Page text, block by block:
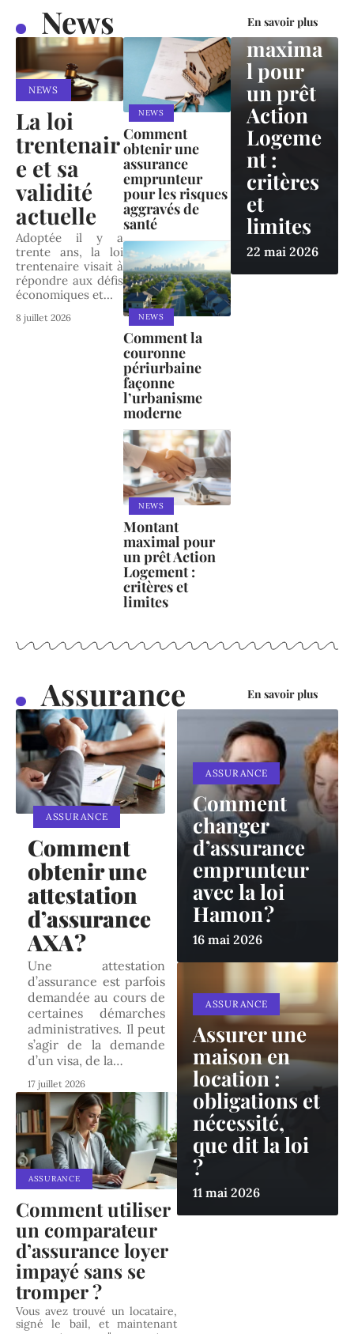
News En savoir plus
NEWS
La loi
trentenair
e et sa
validité
actuelle
Adoptée il y a
trente ans, la loi
trentenaire visait à
répondre aux défis
économiques et…
8 juillet 2026
NEWS
Comment
obtenir une
assurance
emprunteur
pour les risques
aggravés de
santé
NEWS
Comment la
couronne
périurbaine
façonne
l’urbanisme
moderne
NEWS
Montant
maximal pour
un prêt Action
Logement :
critères et
limites
t
maxima
l pour
un prêt
Action
Logeme
nt :
critères
et
limites
22 mai 2026
Assurance En savoir plus
ASSURANCE
Comment
obtenir une
attestation
d’assurance
AXA ?
Une attestation
d’assurance est parfois
demandée au cours de
certaines démarches
administratives. Il peut
s’agir de la demande
d’un visa, de la…
17 juillet 2026
ASSURANCE
Comment utiliser
un comparateur
d’assurance loyer
impayé sans se
tromper ?
Vous avez trouvé un locataire,
signé le bail, et maintenant
ASSURANCE
Comment
changer
d’assurance
emprunteur
avec la loi
Hamon ?
16 mai 2026
ASSURANCE
Assurer une
maison en
location :
obligations et
nécessité,
que dit la loi
?
11 mai 2026